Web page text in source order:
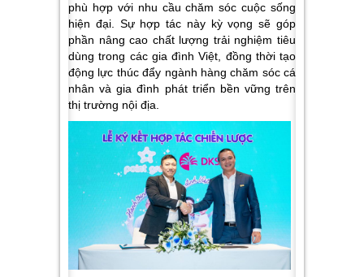
phù hợp với nhu cầu chăm sóc cuộc sống
hiện đại. Sự hợp tác này kỳ vọng sẽ góp
phần nâng cao chất lượng trải nghiệm tiêu
dùng trong các gia đình Việt, đồng thời tạo
động lực thúc đẩy ngành hàng chăm sóc cá
nhân và gia đình phát triển bền vững trên
thị trường nội địa.